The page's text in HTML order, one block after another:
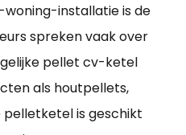
installatie is de
spreken vaak over
pellet cv-ketel
als houtpellets,
pelletketel is geschikt